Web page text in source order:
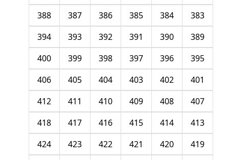
383
384
385
386
387
388
389
390
391
392
393
394
395
396
397
398
399
400
401
402
403
404
405
406
407
408
409
410
411
412
413
414
415
416
417
418
419
420
421
422
423
424